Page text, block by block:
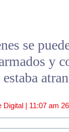
se
y
Digital | 11:07 am